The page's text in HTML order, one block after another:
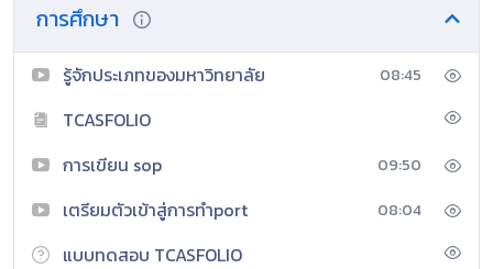
การศึกษา
รู้จักประเภทของมหาวิทยาลัย 08:45
TCASFOLIO
การเขียน sop
09:50
เตรียมตัวเข้าสู่การทำport 08:04
แบบทดสอบ TCASFOLIO